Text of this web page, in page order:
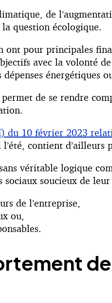
de
question écologique.
pour principales
avec la volonté
énergétiques
de se rendre
du 10 février 2023
contient
véritable logique
soucieux de
de l’entreprise,
ou,